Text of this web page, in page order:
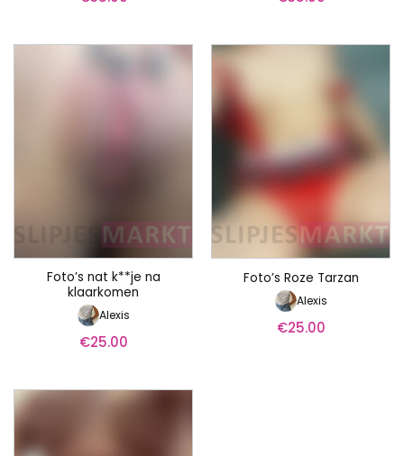
Foto’s nat k**je na
klaarkomen
Alexis
€25.00
Foto’s Roze Tarzan
Alexis
€25.00